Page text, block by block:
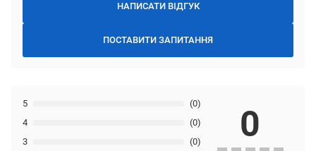
НАПИСАТИ ВІДГУК
ПОСТАВИТИ ЗАПИТАННЯ
3 (0)
4 (0)
5 (0)
0